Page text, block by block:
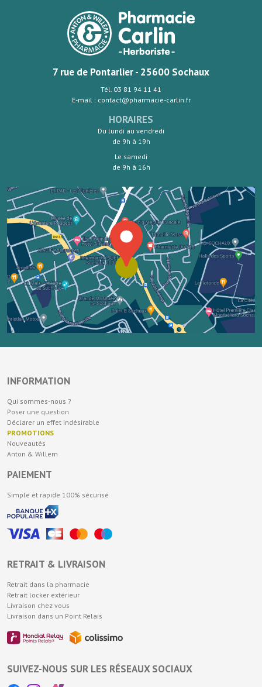
7 rue de Pontarlier - 25600 Sochaux
Tél. 03 81 94 11 41
E-mail : contact@pharmacie-carlin.fr
HORAIRES
Du lundi au vendredi
de 9h à 19h
Le samedi
de 9h à 16h
INFORMATION
Qui sommes-nous ?
Poser une question
Déclarer un effet indésirable
PROMOTIONS
Nouveautés
Anton & Willem
PAIEMENT
Simple et rapide 100% sécurisé
RETRAIT & LIVRAISON
Retrait dans la pharmacie
Retrait locker extérieur
Livraison chez vous
Livraison dans un Point Relais
SUIVEZ-NOUS SUR LES RÉSEAUX SOCIAUX